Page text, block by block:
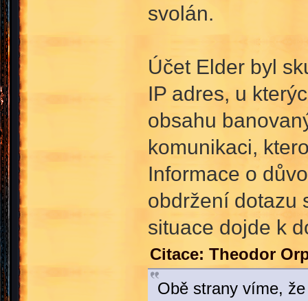
svolán.
Účet Elder byl
IP adres, u
obsahu
komunikaci,
Informace o
obdržení dotazu
situace dojde k
Citace: Theodor
Obě strany víme,